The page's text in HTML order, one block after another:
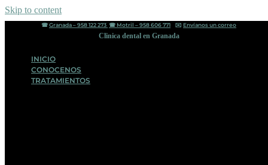
Skip to content
☎︎Granada – 958 122 273 ☎︎ Motril – 958 606 771 ✉️ Envíanos un correo
Clinica dental en Granada
INICIO
CONOCENOS
TRATAMIENTOS